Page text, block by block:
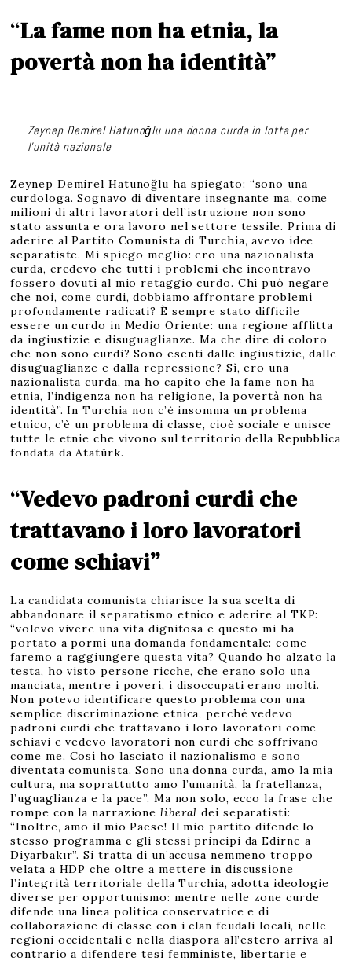
“La fame non ha etnia, la
povertà non ha identità”
Zeynep Demirel Hatunoğlu una donna curda in lotta per
l’unità nazionale
Zeynep Demirel Hatunoğlu ha spiegato: “sono una
curdologa. Sognavo di diventare insegnante ma, come
milioni di altri lavoratori dell’istruzione non sono
stato assunta e ora lavoro nel settore tessile. Prima di
aderire al Partito Comunista di Turchia, avevo idee
separatiste. Mi spiego meglio: ero una nazionalista
curda, credevo che tutti i problemi che incontravo
fossero dovuti al mio retaggio curdo. Chi può negare
che noi, come curdi, dobbiamo affrontare problemi
profondamente radicati? È sempre stato difficile
essere un curdo in Medio Oriente: una regione afflitta
da ingiustizie e disuguaglianze. Ma che dire di coloro
che non sono curdi? Sono esenti dalle ingiustizie, dalle
disuguaglianze e dalla repressione? Sì, ero una
nazionalista curda, ma ho capito che la fame non ha
etnia, l’indigenza non ha religione, la povertà non ha
identità”. In Turchia non c’è insomma un problema
etnico, c’è un problema di classe, cioè sociale e unisce
tutte le etnie che vivono sul territorio della Repubblica
fondata da Atatürk.
“Vedevo padroni curdi che
trattavano i loro lavoratori
come schiavi”
La candidata comunista chiarisce la sua scelta di
abbandonare il separatismo etnico e aderire al TKP:
“volevo vivere una vita dignitosa e questo mi ha
portato a pormi una domanda fondamentale: come
faremo a raggiungere questa vita? Quando ho alzato la
testa, ho visto persone ricche, che erano solo una
manciata, mentre i poveri, i disoccupati erano molti.
Non potevo identificare questo problema con una
semplice discriminazione etnica, perché vedevo
padroni curdi che trattavano i loro lavoratori come
schiavi e vedevo lavoratori non curdi che soffrivano
come me. Così ho lasciato il nazionalismo e sono
diventata comunista. Sono una donna curda, amo la mia
cultura, ma soprattutto amo l’umanità, la fratellanza,
l’uguaglianza e la pace”. Ma non solo, ecco la frase che
rompe con la narrazioneliberaldei separatisti:
“Inoltre, amo il mio Paese! Il mio partito difende lo
stesso programma e gli stessi principi da Edirne a
Diyarbakır”. Si tratta di un’accusa nemmeno troppo
velata a HDP che oltre a mettere in discussione
l’integrità territoriale della Turchia, adotta ideologie
diverse per opportunismo: mentre nelle zone curde
difende una linea politica conservatrice e di
collaborazione di classe con i clan feudali locali, nelle
regioni occidentali e nella diaspora all’estero arriva al
contrario a difendere tesi femministe, libertarie e